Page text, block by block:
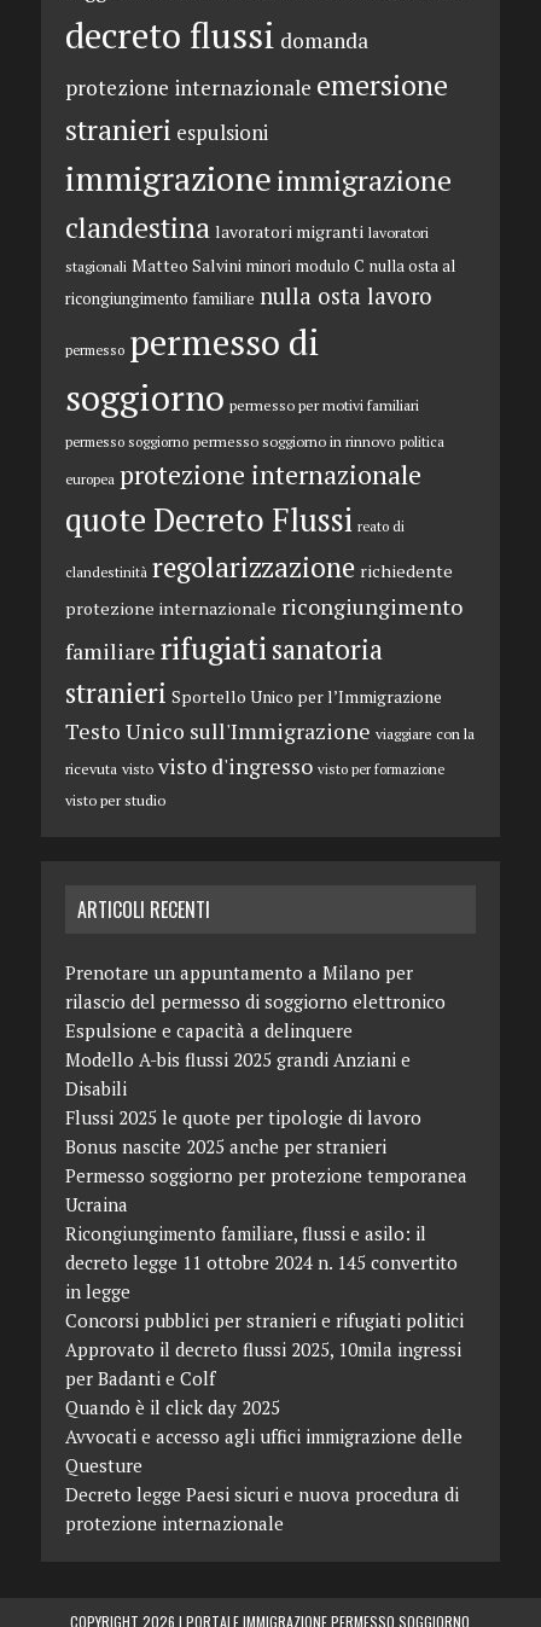
decreto flussi domanda
protezione internazionale emersione
stranieri espulsioni
immigrazioneimmigrazione
clandestina lavoratori migranti lavoratori
stagionali Matteo Salvini minori modulo C nulla osta al
ricongiungimento familiare nulla osta lavoro
permesso permesso di
soggiorno permesso per motivi familiari
permesso soggiorno permesso soggiorno in rinnovo politica
europea protezione internazionale
quote Decreto Flussi reato di
clandestinità regolarizzazione richiedente
protezione internazionale ricongiungimento
familiare rifugiatisanatoria
stranieri Sportello Unico per l’Immigrazione
Testo Unico sull'Immigrazione viaggiare con la
ricevuta visto visto d'ingresso visto per formazione
visto per studio
ARTICOLI RECENTI
Prenotare un appuntamento a Milano per
rilascio del permesso di soggiorno elettronico
Espulsione e capacità a delinquere
Modello A-bis flussi 2025 grandi Anziani e
Disabili
Flussi 2025 le quote per tipologie di lavoro
Bonus nascite 2025 anche per stranieri
Permesso soggiorno per protezione temporanea
Ucraina
Ricongiungimento familiare, flussi e asilo: il
decreto legge 11 ottobre 2024 n. 145 convertito
in legge
Concorsi pubblici per stranieri e rifugiati politici
Approvato il decreto flussi 2025, 10mila ingressi
per Badanti e Colf
Quando è il click day 2025
Avvocati e accesso agli uffici immigrazione delle
Questure
Decreto legge Paesi sicuri e nuova procedura di
protezione internazionale
COPYRIGHT 2026 |PORTALE IMMIGRAZIONE PERMESSO SOGGIORNO